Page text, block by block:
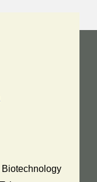
Biotechnology